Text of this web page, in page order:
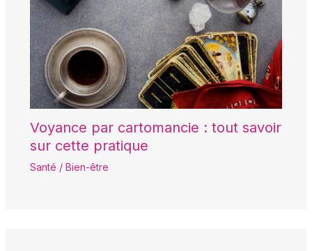
Voyance par cartomancie : tout savoir
sur cette pratique
Santé / Bien-être